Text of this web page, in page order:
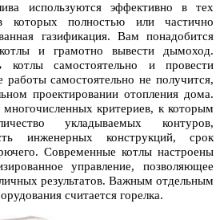
используются эффективно в тех
которых полностью или частично
газификация. Вам понадобится
и грамотно вывести дымоход.
самостоятельно и провести
самостоятельно не получится,
проектировании отопления дома.
критериев, к которым
укладываемых контуров,
инженерных конструкций, срок
Современные котлы настроены
управление, позволяющее
результатов. Важным отдельным
считается горелка.